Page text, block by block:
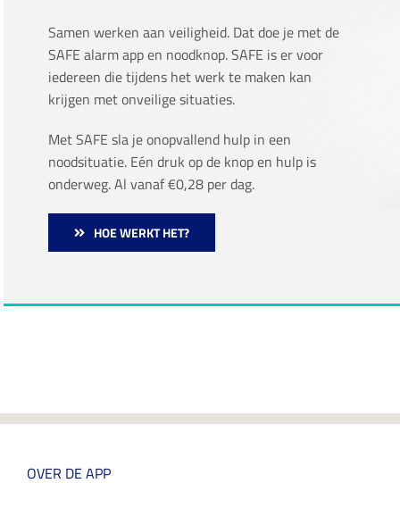
Samen werken aan veiligheid. Dat doe je met de
SAFE alarm app en noodknop. SAFE is er voor
iedereen die tijdens het werk te maken kan
krijgen met onveilige situaties.
Met SAFE sla je onopvallend hulp in een
noodsituatie. Eén druk op de knop en hulp is
onderweg. Al vanaf €0,28 per dag.
HOE WERKT HET?
OVER DE APP